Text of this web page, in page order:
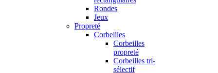
Rondes
Jeux
Propreté
Corbeilles
Corbeilles
propreté
Corbeilles tri-
sélectif